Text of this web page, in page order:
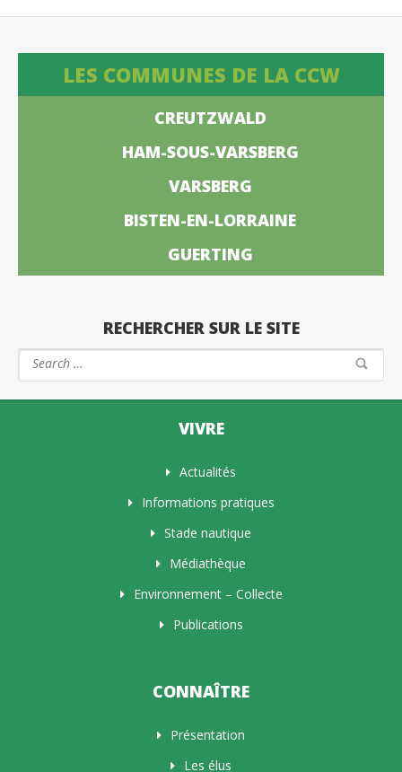
LES COMMUNES DE LA CCW
CREUTZWALD
HAM-SOUS-VARSBERG
VARSBERG
BISTEN-EN-LORRAINE
GUERTING
RECHERCHER SUR LE SITE
VIVRE
Actualités
Informations pratiques
Stade nautique
Médiathèque
Environnement – Collecte
Publications
CONNAÎTRE
Présentation
Les élus